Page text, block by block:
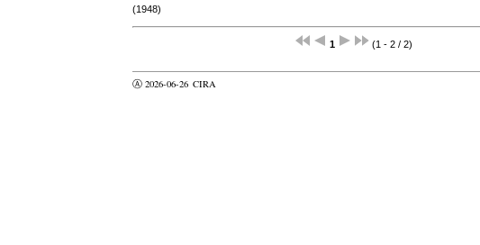
(1948)
1 (1 - 2 / 2)
Ⓐ 2026-06-26 CIRA